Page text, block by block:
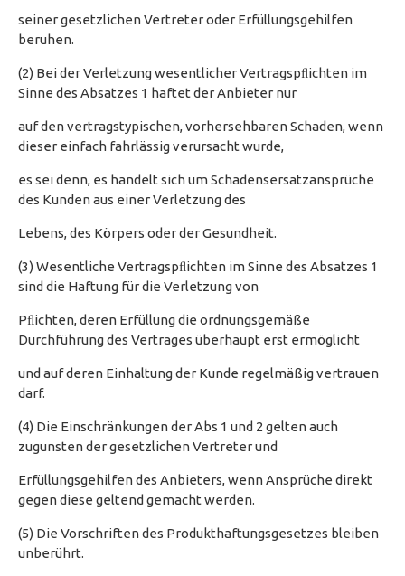
seiner gesetzlichen Vertreter oder Erfüllungsgehilfen
beruhen.
(2) Bei der Verletzung wesentlicher Vertragspﬂichten im
Sinne des Absatzes 1 haftet der Anbieter nur
auf den vertragstypischen, vorhersehbaren Schaden, wenn
dieser einfach fahrlässig verursacht wurde,
es sei denn, es handelt sich um Schadensersatzansprüche
des Kunden aus einer Verletzung des
Lebens, des Körpers oder der Gesundheit.
(3) Wesentliche Vertragspﬂichten im Sinne des Absatzes 1
sind die Haftung für die Verletzung von
Pﬂichten, deren Erfüllung die ordnungsgemäße
Durchführung des Vertrages überhaupt erst ermöglicht
und auf deren Einhaltung der Kunde regelmäßig vertrauen
darf.
(4) Die Einschränkungen der Abs 1 und 2 gelten auch
zugunsten der gesetzlichen Vertreter und
Erfüllungsgehilfen des Anbieters, wenn Ansprüche direkt
gegen diese geltend gemacht werden.
(5) Die Vorschriften des Produkthaftungsgesetzes bleiben
unberührt.